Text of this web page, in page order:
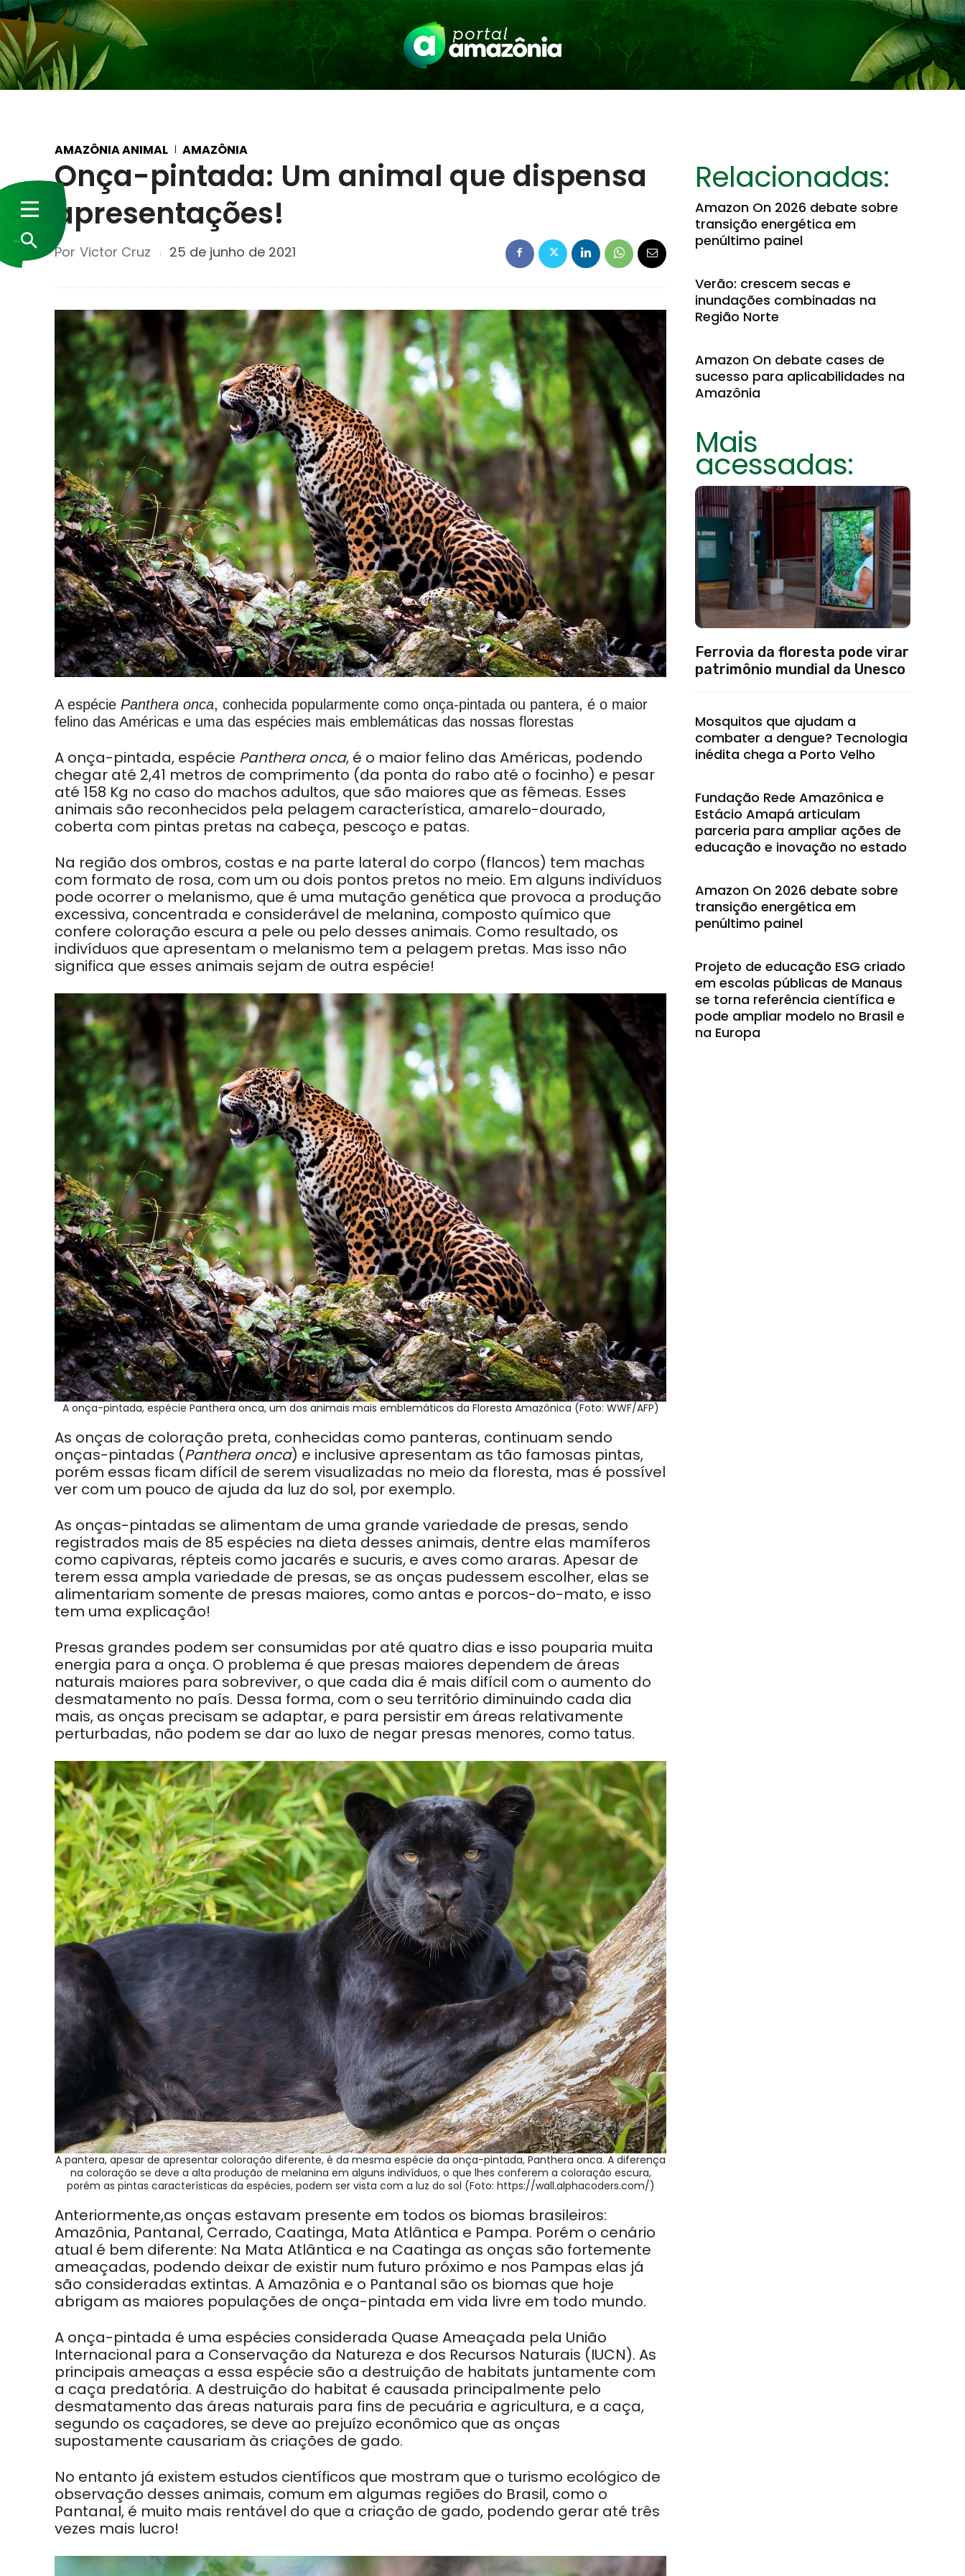
AMAZÔNIA ANIMAL AMAZÔNIA
Onça-pintada: Um animal que dispensa
apresentações!
Por Victor Cruz 25 de junho de 2021
A espécie Panthera onca, conhecida popularmente como onça-pintada ou pantera, é o maior
felino das Américas e uma das espécies mais emblemáticas das nossas florestas
A onça-pintada, espécie Panthera onca, é o maior felino das Américas, podendo
chegar até 2,41 metros de comprimento (da ponta do rabo até o focinho) e pesar
até 158 Kg no caso do machos adultos, que são maiores que as fêmeas. Esses
animais são reconhecidos pela pelagem característica, amarelo-dourado,
coberta com pintas pretas na cabeça, pescoço e patas.
Na região dos ombros, costas e na parte lateral do corpo (flancos) tem machas
com formato de rosa, com um ou dois pontos pretos no meio. Em alguns indivíduos
pode ocorrer o melanismo, que é uma mutação genética que provoca a produção
excessiva, concentrada e considerável de melanina, composto químico que
confere coloração escura a pele ou pelo desses animais. Como resultado, os
indivíduos que apresentam o melanismo tem a pelagem pretas. Mas isso não
significa que esses animais sejam de outra espécie!
A onça-pintada, espécie Panthera onca, um dos animais mais emblemáticos da Floresta Amazônica (Foto: WWF/AFP)
As onças de coloração preta, conhecidas como panteras, continuam sendo
onças-pintadas (Panthera onca) e inclusive apresentam as tão famosas pintas,
porém essas ficam difícil de serem visualizadas no meio da floresta, mas é possível
ver com um pouco de ajuda da luz do sol, por exemplo.
As onças-pintadas se alimentam de uma grande variedade de presas, sendo
registrados mais de 85 espécies na dieta desses animais, dentre elas mamíferos
como capivaras, répteis como jacarés e sucuris, e aves como araras. Apesar de
terem essa ampla variedade de presas, se as onças pudessem escolher, elas se
alimentariam somente de presas maiores, como antas e porcos-do-mato, e isso
tem uma explicação!
Presas grandes podem ser consumidas por até quatro dias e isso pouparia muita
energia para a onça. O problema é que presas maiores dependem de áreas
naturais maiores para sobreviver, o que cada dia é mais difícil com o aumento do
desmatamento no país. Dessa forma, com o seu território diminuindo cada dia
mais, as onças precisam se adaptar, e para persistir em áreas relativamente
perturbadas, não podem se dar ao luxo de negar presas menores, como tatus.
A pantera, apesar de apresentar coloração diferente, é da mesma espécie da onça-pintada, Panthera onca. A diferença
na coloração se deve a alta produção de melanina em alguns indivíduos, o que lhes conferem a coloração escura,
porém as pintas características da espécies, podem ser vista com a luz do sol (Foto: https://wall.alphacoders.com/)
Anteriormente,as onças estavam presente em todos os biomas brasileiros:
Amazônia, Pantanal, Cerrado, Caatinga, Mata Atlântica e Pampa. Porém o cenário
atual é bem diferente: Na Mata Atlântica e na Caatinga as onças são fortemente
ameaçadas, podendo deixar de existir num futuro próximo e nos Pampas elas já
são consideradas extintas. A Amazônia e o Pantanal são os biomas que hoje
abrigam as maiores populações de onça-pintada em vida livre em todo mundo.
A onça-pintada é uma espécies considerada Quase Ameaçada pela União
Internacional para a Conservação da Natureza e dos Recursos Naturais (IUCN). As
principais ameaças a essa espécie são a destruição de habitats juntamente com
a caça predatória. A destruição do habitat é causada principalmente pelo
desmatamento das áreas naturais para fins de pecuária e agricultura, e a caça,
segundo os caçadores, se deve ao prejuízo econômico que as onças
supostamente causariam às criações de gado.
No entanto já existem estudos científicos que mostram que o turismo ecológico de
observação desses animais, comum em algumas regiões do Brasil, como o
Pantanal, é muito mais rentável do que a criação de gado, podendo gerar até três
vezes mais lucro!
Relacionadas:
Amazon On 2026 debate sobre
transição energética em
penúltimo painel
Verão: crescem secas e
inundações combinadas na
Região Norte
Amazon On debate cases de
sucesso para aplicabilidades na
Amazônia
Mais
acessadas:
Ferrovia da floresta pode virar
patrimônio mundial da Unesco
Mosquitos que ajudam a
combater a dengue? Tecnologia
inédita chega a Porto Velho
Fundação Rede Amazônica e
Estácio Amapá articulam
parceria para ampliar ações de
educação e inovação no estado
Amazon On 2026 debate sobre
transição energética em
penúltimo painel
Projeto de educação ESG criado
em escolas públicas de Manaus
se torna referência científica e
pode ampliar modelo no Brasil e
na Europa